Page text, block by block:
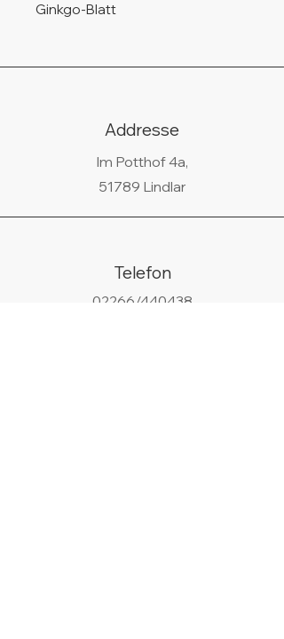
Ginkgo-Blatt
Addresse
Im Potthof 4a,
51789 Lindlar
Telefon
02266/440438